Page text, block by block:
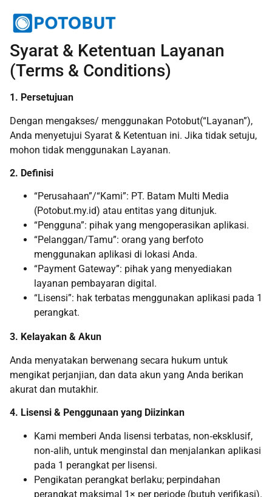
Syarat & Ketentuan Layanan
(Terms & Conditions)
1. Persetujuan
Dengan mengakses/ menggunakan Potobut(“Layanan”),
Anda menyetujui Syarat & Ketentuan ini. Jika tidak setuju,
mohon tidak menggunakan Layanan.
2. Definisi
“Perusahaan”/“Kami”: PT. Batam Multi Media
(Potobut.my.id) atau entitas yang ditunjuk.
“Pengguna”: pihak yang mengoperasikan aplikasi.
“Pelanggan/Tamu”: orang yang berfoto
menggunakan aplikasi di lokasi Anda.
“Payment Gateway”: pihak yang menyediakan
layanan pembayaran digital.
“Lisensi”: hak terbatas menggunakan aplikasi pada 1
perangkat.
3. Kelayakan & Akun
Anda menyatakan berwenang secara hukum untuk
mengikat perjanjian, dan data akun yang Anda berikan
akurat dan mutakhir.
4. Lisensi & Penggunaan yang Diizinkan
Kami memberi Anda lisensi terbatas, non‑eksklusif,
non‑alih, untuk menginstal dan menjalankan aplikasi
pada 1 perangkat per lisensi.
Pengikatan perangkat berlaku; perpindahan
perangkat maksimal 1× per periode (butuh verifikasi).